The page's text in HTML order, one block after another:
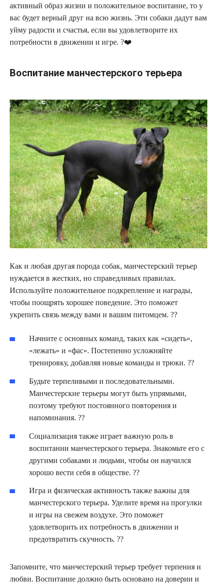
активный образ жизни и положительное воспитание, то у
вас будет верный друг на всю жизнь. Эти собаки дадут вам
уйму радости и счастья, если вы удовлетворите их
потребности в движении и игре. ?❤️
Воспитание манчестерского терьера
Как и любая другая порода собак, манчестерский терьер
нуждается в жестких, но справедливых правилах.
Используйте положительное подкрепление и награды,
чтобы поощрять хорошее поведение. Это поможет
укрепить связь между вами и вашим питомцем. ??
Начните с основных команд, таких как «сидеть»,
«лежать» и «фас». Постепенно усложняйте
тренировку, добавляя новые команды и трюки. ??
Будьте терпеливыми и последовательными.
Манчестерские терьеры могут быть упрямыми,
поэтому требуют постоянного повторения и
напоминания. ??
Социализация также играет важную роль в
воспитании манчестерского терьера. Знакомьте его с
другими собаками и людьми, чтобы он научился
хорошо вести себя в обществе. ??
Игра и физическая активность также важны для
манчестерского терьера. Уделите время на прогулки
и игры на свежем воздухе. Это поможет
удовлетворить их потребность в движении и
предотвратить скучность. ?️?
Запомните, что манчестерский терьер требует терпения и
любви. Воспитание должно быть основано на доверии и